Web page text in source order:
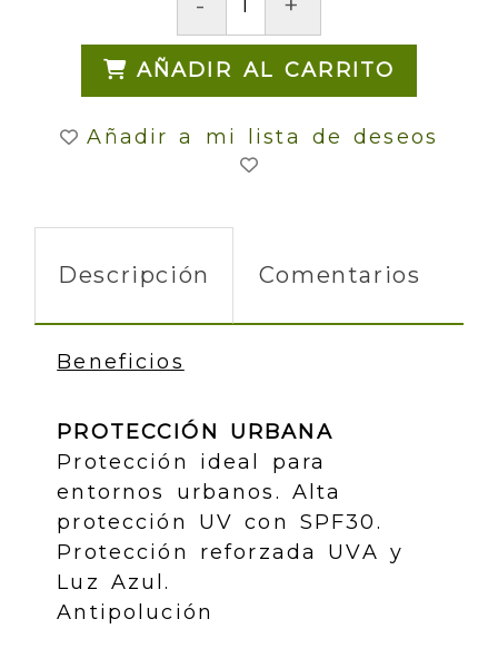
AÑADIR AL CARRITO
Añadir a mi lista de deseos
Descripción Comentarios
Beneficios
PROTECCIÓN URBANA
Protección ideal para
entornos urbanos. Alta
protección UV con SPF30.
Protección reforzada UVA y
Luz Azul.
Antipolución